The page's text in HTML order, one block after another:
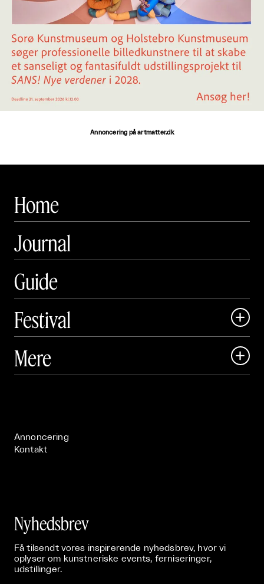
Annoncering på artmatter.dk
Home
Journal
Guide
Festival

 Art Matter Festival
Mere 
Annoncering
Kontakt
Nyhedsbrev
Få tilsendt vores inspirerende nyhedsbrev, hvor vi
oplyser om kunstneriske events, ferniseringer,
udstillinger.